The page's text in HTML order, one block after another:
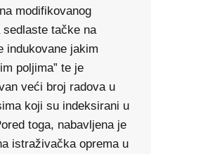
modifikovanog
sedlaste tačke na
indukovane jakim
poljima” te je
veći broj radova u
koji su indeksirani u
toga, nabavljena je
istraživačka oprema u